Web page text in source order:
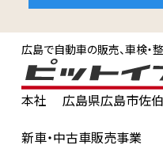
広島で自動車の販売、車検・
本社
広島県広島市佐
新車・中古車販売事業